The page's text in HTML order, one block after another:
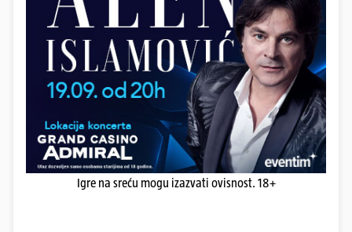
Igre na sreću mogu izazvati ovisnost. 18+